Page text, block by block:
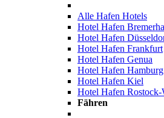
Alle Hafen Hotels
Hotel Hafen
Hotel Hafen
Hotel Hafen Frankfurt
Hotel Hafen Genua
Hotel Hafen Hamburg
Hotel Hafen Kiel
Hotel Hafen Rostock-
Fähren